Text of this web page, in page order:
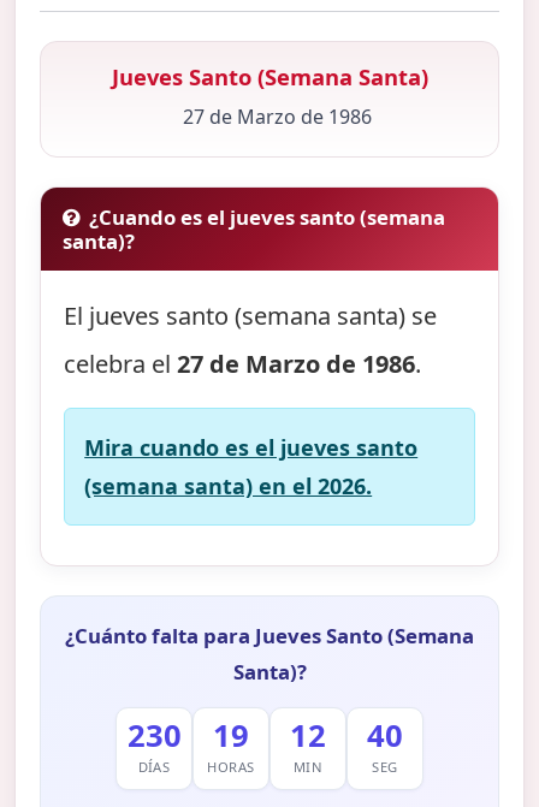
Jueves Santo (Semana Santa)
27 de Marzo de 1986
¿Cuando es el jueves santo (semana
santa)?
El jueves santo (semana santa) se
celebra el27 de Marzo de 1986.
Mira cuando es el jueves santo
(semana santa) en el 2026.
¿Cuánto falta para Jueves Santo (Semana
Santa)?
230
DÍAS
19
HORAS
12
MIN
39
SEG